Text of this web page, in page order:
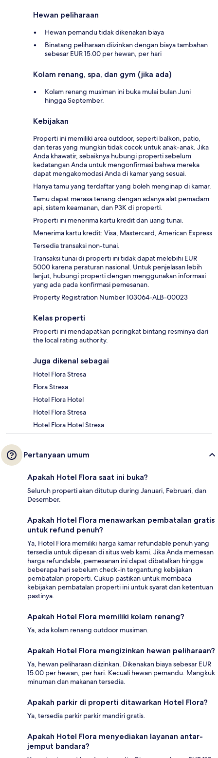
Hewan peliharaan
Hewan pemandu tidak dikenakan biaya
Binatang peliharaan diizinkan dengan biaya tambahan
sebesar EUR 15.00 per hewan, per hari
Kolam renang, spa, dan gym (jika ada)
Kolam renang musiman ini buka mulai bulan Juni
hingga September.
Kebijakan
Properti ini memiliki area outdoor, seperti balkon, patio,
dan teras yang mungkin tidak cocok untuk anak-anak. Jika
Anda khawatir, sebaiknya hubungi properti sebelum
kedatangan Anda untuk mengonfirmasi bahwa mereka
dapat mengakomodasi Anda di kamar yang sesuai.
Hanya tamu yang terdaftar yang boleh menginap di kamar.
Tamu dapat merasa tenang dengan adanya alat pemadam
api, sistem keamanan, dan P3K di properti.
Properti ini menerima kartu kredit dan uang tunai.
Menerima kartu kredit: Visa, Mastercard, American Express
Tersedia transaksi non-tunai.
Transaksi tunai di properti ini tidak dapat melebihi EUR
5000 karena peraturan nasional. Untuk penjelasan lebih
lanjut, hubungi properti dengan menggunakan informasi
yang ada pada konfirmasi pemesanan.
Property Registration Number 103064-ALB-00023
Kelas properti
Properti ini mendapatkan peringkat bintang resminya dari
the local rating authority.
Juga dikenal sebagai
Hotel Flora Stresa
Flora Stresa
Hotel Flora Hotel
Hotel Flora Stresa
Hotel Flora Hotel Stresa
Pertanyaan umum
Apakah Hotel Flora saat ini buka?
Seluruh properti akan ditutup during Januari, Februari, dan
Desember.
Apakah Hotel Flora menawarkan pembatalan gratis
untuk refund penuh?
Ya, Hotel Flora memiliki harga kamar refundable penuh yang
tersedia untuk dipesan di situs web kami. Jika Anda memesan
harga refundable, pemesanan ini dapat dibatalkan hingga
beberapa hari sebelum check-in tergantung kebijakan
pembatalan properti. Cukup pastikan untuk membaca
kebijakan pembatalan properti ini untuk syarat dan ketentuan
pastinya.
Apakah Hotel Flora memiliki kolam renang?
Ya, ada kolam renang outdoor musiman.
Apakah Hotel Flora mengizinkan hewan peliharaan?
Ya, hewan peliharaan diizinkan. Dikenakan biaya sebesar EUR
15.00 per hewan, per hari. Kecuali hewan pemandu. Mangkuk
minuman dan makanan tersedia.
Apakah parkir di properti ditawarkan Hotel Flora?
Ya, tersedia parkir parkir mandiri gratis.
Apakah Hotel Flora menyediakan layanan antar-
jemput bandara?